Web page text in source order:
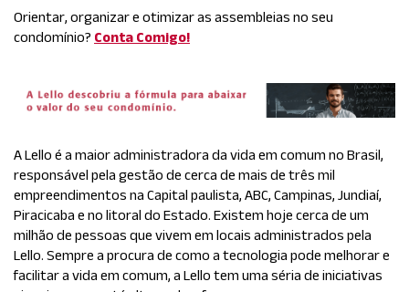
Orientar, organizar e otimizar as assembleias no seu
condomínio? Conta Comigo!
A Lello é a maior administradora da vida em comum no Brasil,
responsável pela gestão de cerca de mais de três mil
empreendimentos na Capital paulista, ABC, Campinas, Jundiaí,
Piracicaba e no litoral do Estado. Existem hoje cerca de um
milhão de pessoas que vivem em locais administrados pela
Lello. Sempre a procura de como a tecnologia pode melhorar e
facilitar a vida em comum, a Lello tem uma séria de iniciativas